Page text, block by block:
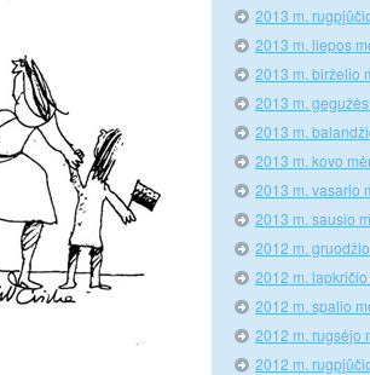
2013 m.
2013 m. liepos
2013 m. birželio
2013 m.
2013 m.
2013 m. kovo
2013 m. vasario
2013 m. sausio
2012 m.
2012 m. lapkričio
2012 m. spalio
2012 m. rugsėjo
2012 m.